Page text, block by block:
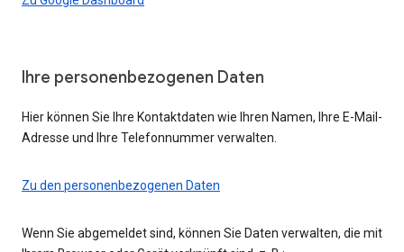
Ihre personenbezogenen Daten
Hier können Sie Ihre Kontaktdaten wie Ihren Namen, Ihre E-Mail-
Adresse und Ihre Telefonnummer verwalten.
Zu den personenbezogenen Daten
Wenn Sie abgemeldet sind, können Sie Daten verwalten, die mit